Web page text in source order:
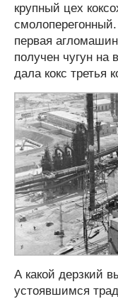
крупный цех
первая
получен чугун на
дала кокс третья
А какой дерзкий
устоявшимся